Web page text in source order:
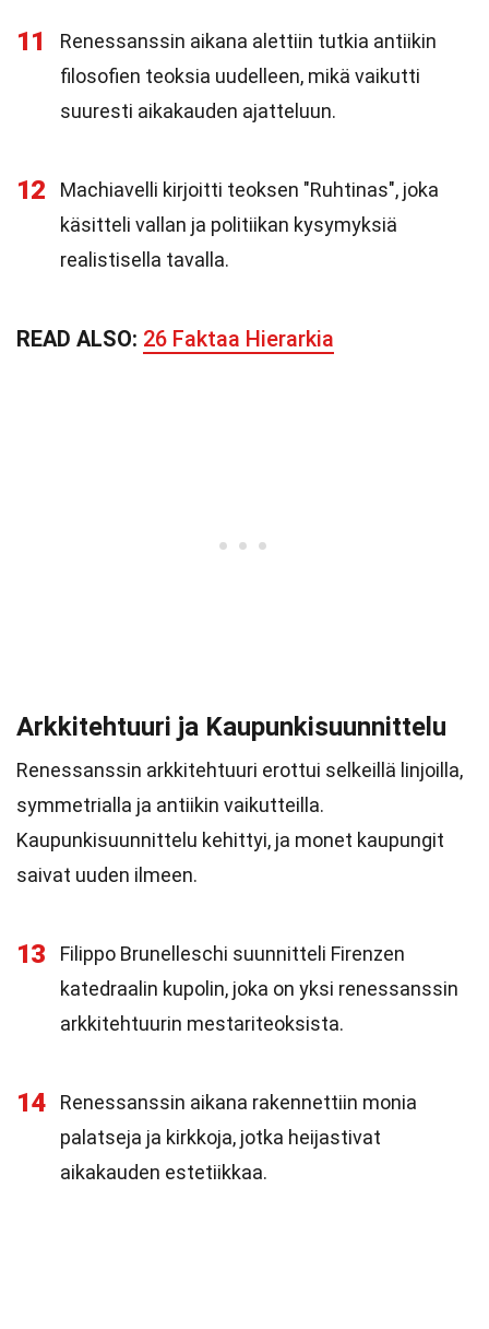
11
Renessanssin aikana alettiin tutkia antiikin
filosofien teoksia uudelleen, mikä vaikutti
suuresti aikakauden ajatteluun.
12
Machiavelli kirjoitti teoksen "Ruhtinas", joka
käsitteli vallan ja politiikan kysymyksiä
realistisella tavalla.
READ ALSO: 26 Faktaa Hierarkia
Arkkitehtuuri ja Kaupunkisuunnittelu
Renessanssin arkkitehtuuri erottui selkeillä linjoilla,
symmetrialla ja antiikin vaikutteilla.
Kaupunkisuunnittelu kehittyi, ja monet kaupungit
saivat uuden ilmeen.
13
Filippo Brunelleschi suunnitteli Firenzen
katedraalin kupolin, joka on yksi renessanssin
arkkitehtuurin mestariteoksista.
14
Renessanssin aikana rakennettiin monia
palatseja ja kirkkoja, jotka heijastivat
aikakauden estetiikkaa.